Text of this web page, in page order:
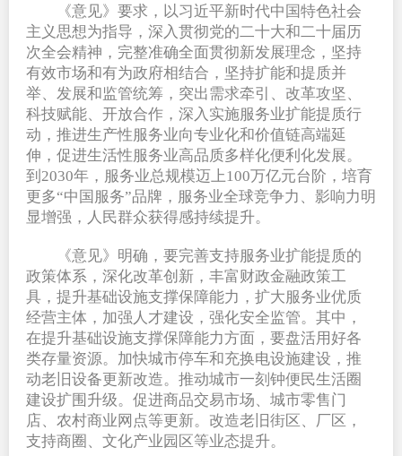
《意见》要求，以习近平新时代中国特色社会
主义思想为指导，深入贯彻党的二十大和二十届历
次全会精神，完整准确全面贯彻新发展理念，坚持
有效市场和有为政府相结合，坚持扩能和提质并
举、发展和监管统筹，突出需求牵引、改革攻坚、
科技赋能、开放合作，深入实施服务业扩能提质行
动，推进生产性服务业向专业化和价值链高端延
伸，促进生活性服务业高品质多样化便利化发展。
到2030年，服务业总规模迈上100万亿元台阶，培育
更多“中国服务”品牌，服务业全球竞争力、影响力明
显增强，人民群众获得感持续提升。
《意见》明确，要完善支持服务业扩能提质的
政策体系，深化改革创新，丰富财政金融政策工
具，提升基础设施支撑保障能力，扩大服务业优质
经营主体，加强人才建设，强化安全监管。其中，
在提升基础设施支撑保障能力方面，要盘活用好各
类存量资源。加快城市停车和充换电设施建设，推
动老旧设备更新改造。推动城市一刻钟便民生活圈
建设扩围升级。促进商品交易市场、城市零售门
店、农村商业网点等更新。改造老旧街区、厂区，
支持商圈、文化产业园区等业态提升。